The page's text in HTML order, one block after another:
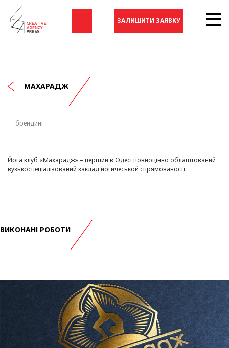
ЗАЛИШИТИ ЗАЯВКУ
МАХАРАДЖ
брендинг
Йога клуб «Махарадж» – перший в Одесі повноцінно облаштований
вузькоспеціалізований заклад йогичеськой спрямованості
ВИКОНАНІ РОБОТИ